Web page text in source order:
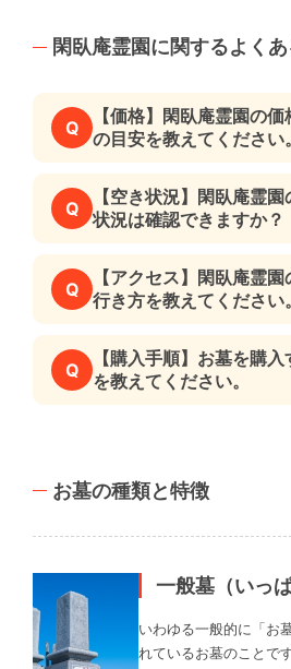
閑臥庵霊園に関するよく
Q
【価格】閑臥庵霊園の
の目安を教えてください。
Q
【空き状況】閑臥庵霊
状況は確認できますか？
Q
【アクセス】閑臥庵霊
行き方を教えてください。
Q
【購入手順】お墓を購
を教えてください。
お墓の種類と特徴
一般墓（いっぱ
いわゆる一般的に「お
れているお墓のことで